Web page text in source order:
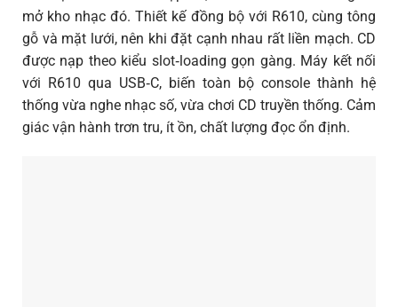
mở kho nhạc đó. Thiết kế đồng bộ với R610, cùng tông
gỗ và mặt lưới, nên khi đặt cạnh nhau rất liền mạch. CD
được nạp theo kiểu slot‑loading gọn gàng. Máy kết nối
với R610 qua USB‑C, biến toàn bộ console thành hệ
thống vừa nghe nhạc số, vừa chơi CD truyền thống. Cảm
giác vận hành trơn tru, ít ồn, chất lượng đọc ổn định.